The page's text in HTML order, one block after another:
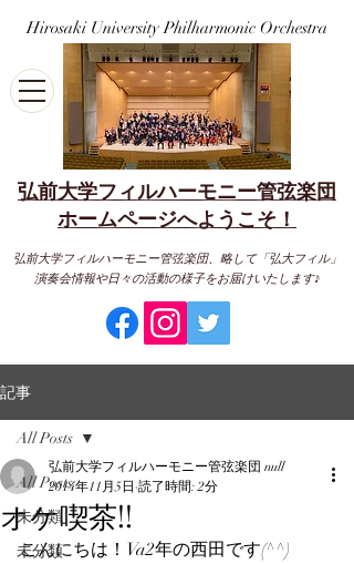
弘前大学フィルハーモニー管弦楽団
​ホームページへようこそ！
Hirosaki University Philharmonic Orchestra
弘前大学フィルハーモニー管弦楽団、略して「弘大フィル」
演奏会情報や日々の活動の様子をお届けいたします♪
記事
All Posts
未分類
未分類
All Posts
オケ喫茶!!
弘前大学フィルハーモニー管弦楽団 null
2014年11月5日 読了時間: 2分
こんにちは！Va2年の西田です(^^)